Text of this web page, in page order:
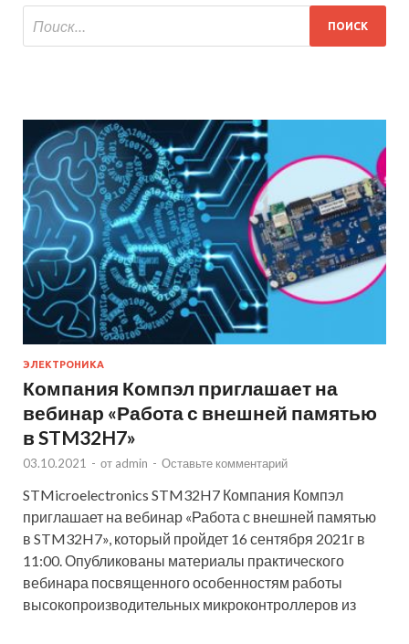
ЭЛЕКТРОНИКА
Компания Компэл приглашает на
вебинар «Работа с внешней памятью
в STM32H7»
03.10.2021 - от admin - Оставьте комментарий
STMicroelectronics STM32H7 Компания Компэл
приглашает на вебинар «Работа с внешней памятью
в STM32H7», который пройдет 16 сентября 2021г в
11:00. Опубликованы материалы практического
вебинара посвященного особенностям работы
высокопроизводительных микроконтроллеров из